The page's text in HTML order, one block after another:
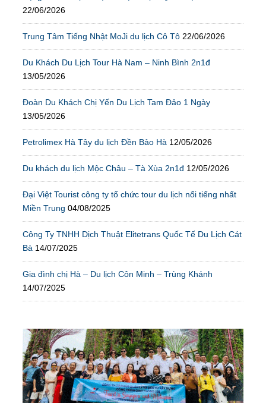
22/06/2026
Trung Tâm Tiếng Nhật MoJi du lịch Cô Tô 22/06/2026
Du Khách Du Lịch Tour Hà Nam – Ninh Bình 2n1đ
13/05/2026
Đoàn Du Khách Chị Yến Du Lịch Tam Đảo 1 Ngày
13/05/2026
Petrolimex Hà Tây du lịch Đền Bảo Hà 12/05/2026
Du khách du lịch Mộc Châu – Tà Xùa 2n1đ 12/05/2026
Đại Việt Tourist công ty tổ chức tour du lịch nổi tiếng nhất
Miền Trung 04/08/2025
Công Ty TNHH Dịch Thuật Elitetrans Quốc Tế Du Lịch Cát
Bà 14/07/2025
Gia đình chị Hà – Du lịch Côn Minh – Trùng Khánh
14/07/2025